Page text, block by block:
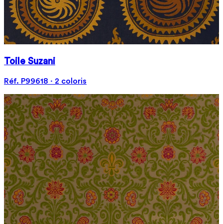
Toile Suzani
Réf. P99618 · 2 coloris